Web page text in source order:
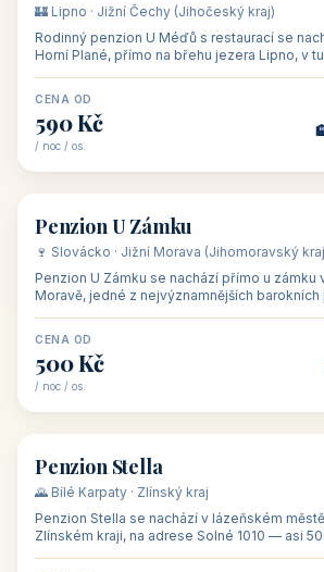
🏰 Lipno · Jižní Čechy (Jihočeský kraj)
Rodinný penzion U Méďů s restaurací se
Horní Plané, přímo na břehu jezera Lipno, v
CENA OD
590 Kč
/ noc / os.
🏡 penzion
Penzion U Zámku
🍷 Slovácko · Jižní Morava (Jihomoravský
Penzion U Zámku se nachází přímo u zámku
Moravě, jedné z nejvýznamnějších barokních
CENA OD
500 Kč
/ noc / os.
🏡 penzion
Penzion Stella
🌄 Bílé Karpaty · Zlínský kraj
Penzion Stella se nachází v lázeňském
Zlínském kraji, na adrese Solné 1010 — asi